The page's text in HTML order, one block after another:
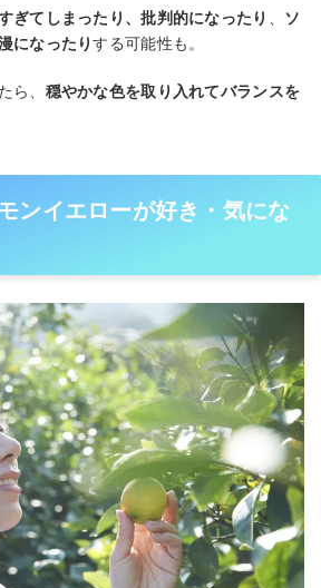
ぎてしまったり、批判的になったり 、
ソ
になったりする可能性も。
ら、 穏やかな色を取り入れてバランスを
ンイエローが好き・気にな